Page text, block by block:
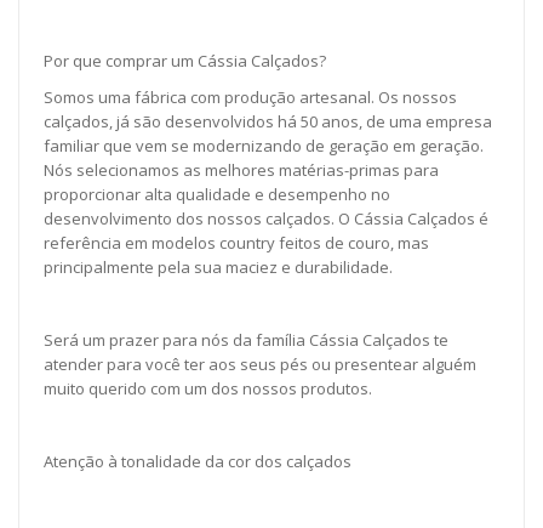
Por que comprar um Cássia Calçados?
Somos uma fábrica com produção artesanal. Os nossos
calçados, já são desenvolvidos há 50 anos, de uma empresa
familiar que vem se modernizando de geração em geração.
Nós selecionamos as melhores matérias-primas para
proporcionar alta qualidade e desempenho no
desenvolvimento dos nossos calçados. O Cássia Calçados é
referência em modelos country feitos de couro, mas
principalmente pela sua maciez e durabilidade.
Será um prazer para nós da família Cássia Calçados te
atender para você ter aos seus pés ou presentear alguém
muito querido com um dos nossos produtos.
Atenção à tonalidade da cor dos calçados